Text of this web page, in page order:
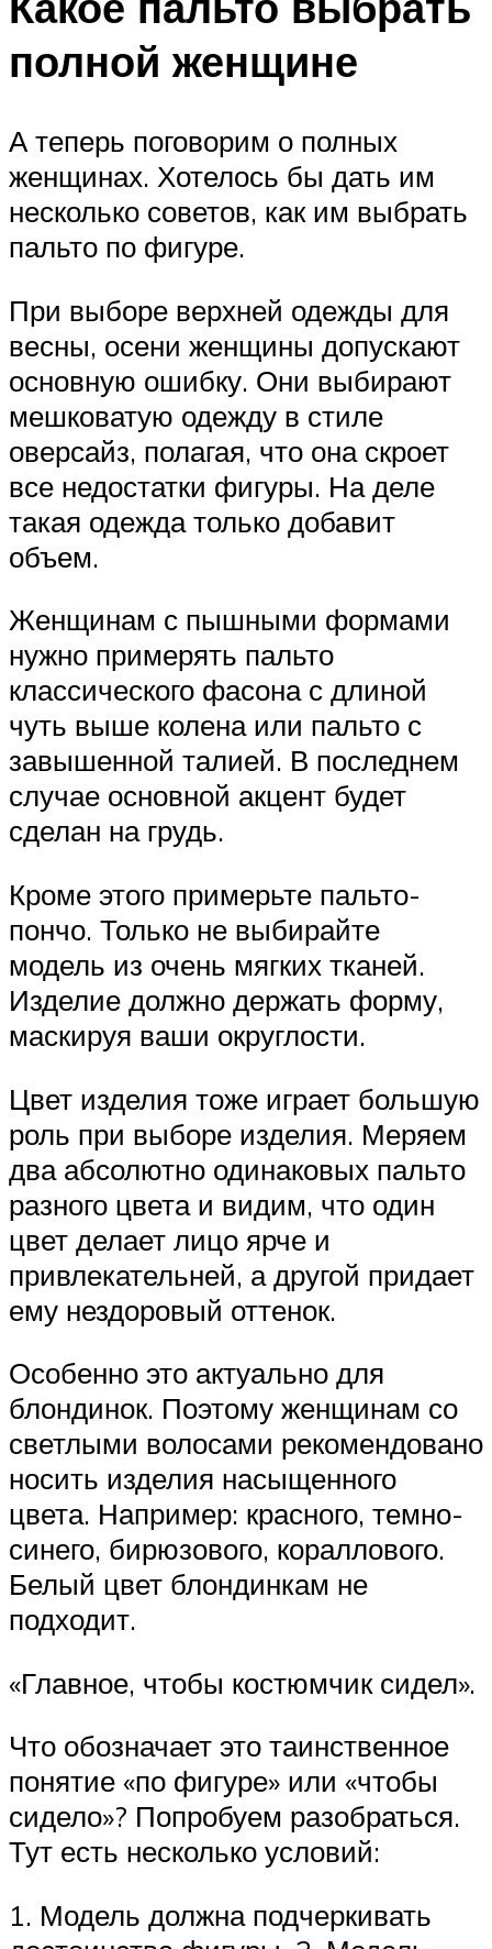
полной женщине
А теперь поговорим о полных
женщинах. Хотелось бы дать им
несколько советов, как им выбрать
пальто по фигуре.
При выборе верхней одежды для
весны, осени женщины допускают
основную ошибку. Они выбирают
мешковатую одежду в стиле
оверсайз, полагая, что она скроет
все недостатки фигуры. На деле
такая одежда только добавит
объем.
Женщинам с пышными формами
нужно примерять пальто
классического фасона с длиной
чуть выше колена или пальто с
завышенной талией. В последнем
случае основной акцент будет
сделан на грудь.
Кроме этого примерьте пальто-
пончо. Только не выбирайте
модель из очень мягких тканей.
Изделие должно держать форму,
маскируя ваши округлости.
Цвет изделия тоже играет большую
роль при выборе изделия. Меряем
два абсолютно одинаковых пальто
разного цвета и видим, что один
цвет делает лицо ярче и
привлекательней, а другой придает
ему нездоровый оттенок.
Особенно это актуально для
блондинок. Поэтому женщинам со
светлыми волосами рекомендовано
носить изделия насыщенного
цвета. Например: красного, темно-
синего, бирюзового, кораллового.
Белый цвет блондинкам не
подходит.
«Главное, чтобы костюмчик сидел».
Что обозначает это таинственное
понятие «по фигуре» или «чтобы
сидело»? Попробуем разобраться.
Тут есть несколько условий:
1. Модель должна подчеркивать